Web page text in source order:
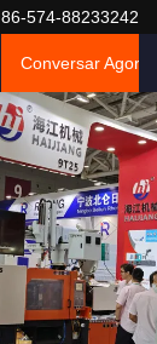
86-574-88233242
Conversar Agora